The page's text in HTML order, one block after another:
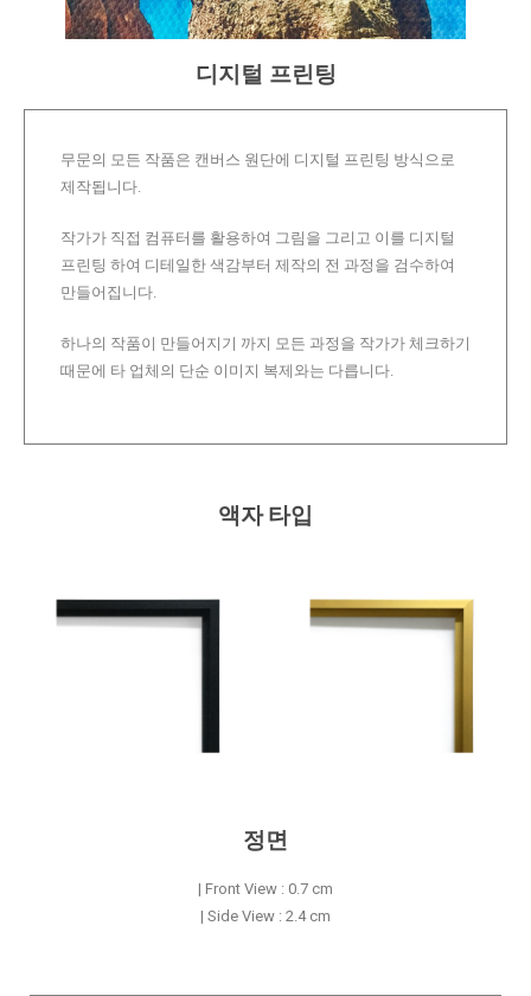
디지털 프린팅
무문의 모든 작품은 캔버스 원단에 디지털 프린팅 방식으로
제작됩니다.
작가가 직접 컴퓨터를 활용하여 그림을 그리고 이를 디지털
프린팅 하여 디테일한 색감부터 제작의 전 과정을 검수하여
만들어집니다.
하나의 작품이 만들어지기 까지 모든 과정을 작가가 체크하기
때문에 타 업체의 단순 이미지 복제와는 다릅니다.
액자 타입
정면
| Front View : 0.7 cm
| Side View : 2.4 cm